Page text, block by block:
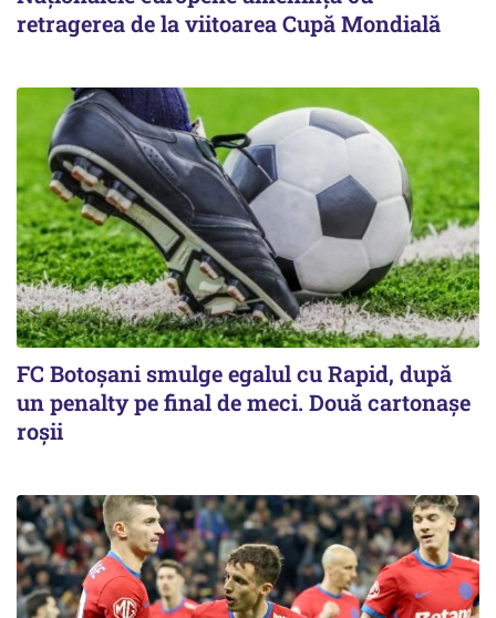
retragerea de la viitoarea Cupă Mondială
FC Botoşani smulge egalul cu Rapid, după
un penalty pe final de meci. Două cartonaşe
roşii